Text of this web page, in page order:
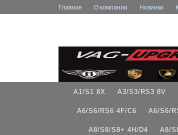
Главная О компании Новинки
A1/S1 8X A3/S3/RS3 8V
A6/S6/RS6 4F/C6 A6/S6/
A8/S8/S8+ 4H/D4 A8/